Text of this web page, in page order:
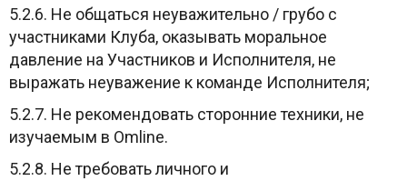
5.2.6. Не общаться неуважительно / грубо с
участниками Клуба, оказывать моральное
давление на Участников и Исполнителя, не
выражать неуважение к команде Исполнителя;
5.2.7. Не рекомендовать сторонние техники, не
изучаемым в Omline.
5.2.8. Не требовать личного и